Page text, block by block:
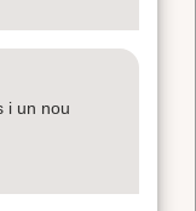
i un nou